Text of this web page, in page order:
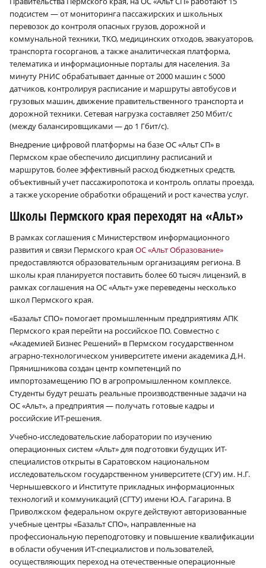
подсистем — от мониторинга пассажирских и школьных
перевозок до контроля опасных грузов, дорожной и
коммунальной техники, ТКО, медицинских отходов, эвакуаторов,
транспорта госорганов, а также аналитическая платформа,
телематика и информационные порталы для населения. За
минуту РНИС обрабатывает данные от 2000 машин с 5000
датчиков, контролируя расписание и маршруты автобусов и
грузовых машин, движение правительственного транспорта и
дорожной техники. Сетевая нагрузка составляет 250 Мбит/с
(между балансировщиками — до 1 Гбит/с).
Внедрение цифровой платформы на базе ОС «Альт СП» в
Пермском крае обеспечило дисциплину расписаний и
маршрутов, более эффективный расход бюджетных средств,
объективный учет пассажиропотока и контроль оплаты проезда,
а также ускорение обработки обращений и рост качества услуг.
Школы Пермского края переходят на «Альт»
В рамках соглашения с Министерством информационного
развития и связи Пермского края ОС «Альт Образование»
предоставляются образовательным организациям региона. В
школы края планируется поставить более 60 тысяч лицензий, в
рамках соглашения на ОС «Альт» уже переведены несколько
школ Пермского края.
«Базальт СПО» помогает промышленным предприятиям АПК
Пермского края перейти на российское ПО. Совместно с
«Академией Бизнес Решений» в Пермском государственном
аграрно-технологическом университете имени академика Д.Н.
Прянишникова создан центр компетенций по
импортозамещению ПО в агропромышленном комплексе.
Студенты будут решать реальные производственные задачи на
ОС «Альт», а предприятия — получать готовые кадры и
российские ИТ-решения.
Учебно-исследовательские лаборатории по изучению
операционных систем «Альт» для подготовки будущих ИТ-
специалистов открыты в Саратовском национальном
исследовательском государственном университете (СГУ) им. Н.Г.
Чернышевского и Институте прикладных информационных
технологий и коммуникаций (СГТУ) имени Ю.А. Гагарина. В
Приволжском федеральном округе действуют авторизованные
учебные центры «Базальт СПО», направленные на
профессиональную переподготовку и повышение квалификации
в области обучения ИТ-специалистов и пользователей,
осуществляющих переход на отечественные операционные